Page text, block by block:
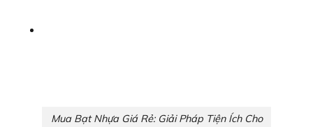
Mua Bạt Nhựa Giá Rẻ: Giải Pháp Tiện Ích Cho